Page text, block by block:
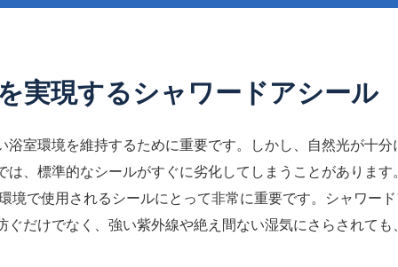
実現するシャワードアシール
室環境を維持するために重要です。しかし、自然光が十分
は、標準的なシールがすぐに劣化してしまうことがありま
境で使用されるシールにとって非常に重要です。シャワー
だけでなく、強い紫外線や絶え間ない湿気にさらされても